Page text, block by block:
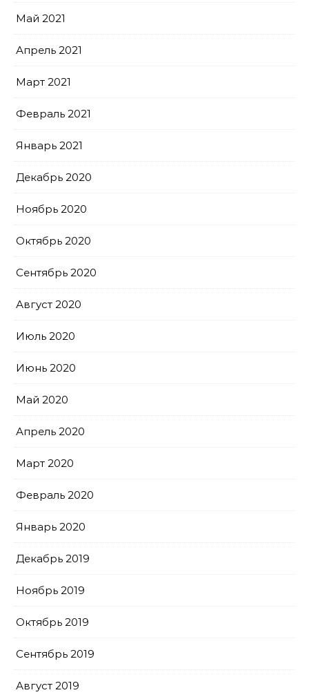
Май 2021
Апрель 2021
Март 2021
Февраль 2021
Январь 2021
Декабрь 2020
Ноябрь 2020
Октябрь 2020
Сентябрь 2020
Август 2020
Июль 2020
Июнь 2020
Май 2020
Апрель 2020
Март 2020
Февраль 2020
Январь 2020
Декабрь 2019
Ноябрь 2019
Октябрь 2019
Сентябрь 2019
Август 2019